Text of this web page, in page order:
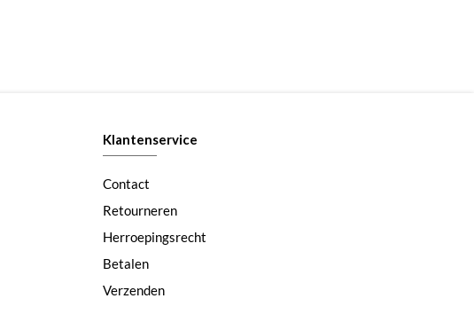
Klantenservice
Contact
Retourneren
Herroepingsrecht
Betalen
Verzenden